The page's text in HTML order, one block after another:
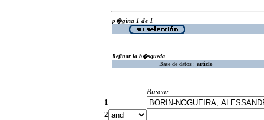
p�gina 1 de 1
Refinar la b�squeda
Base de datos : article
Buscar
1
2